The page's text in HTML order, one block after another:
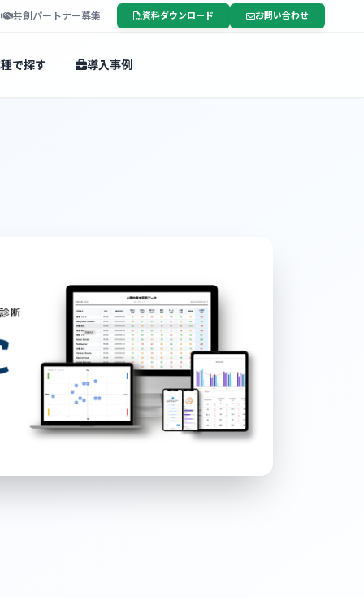
共創パートナー募集 資料ダウンロード お問い合わせ
で探す 導入事例